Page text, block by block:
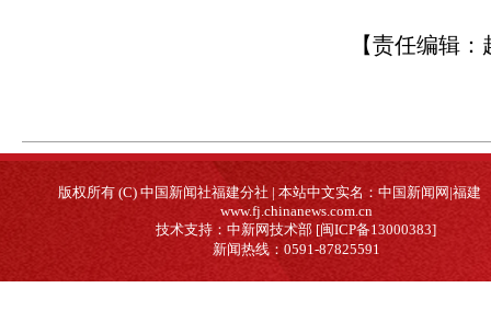
【责任编辑：
版权所有 (C) 中国新闻社福建分社 | 本站中文实名：中国新闻网|福建
www.fj.chinanews.com.cn
技术支持：中新网技术部 [闽ICP备13000383]
新闻热线：0591-87825591